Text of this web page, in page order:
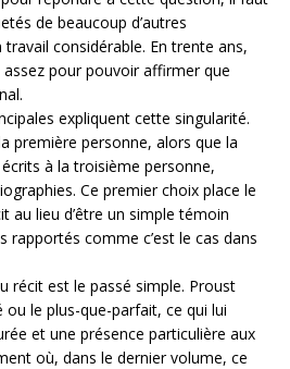
de beaucoup d’autres
considérable. En trente ans,
pour pouvoir affirmer que
expliquent cette singularité.
première personne, alors que la
à la troisième personne,
Ce premier choix place le
au lieu d’être un simple témoin
rapportés comme c’est le cas dans
récit est le passé simple. Proust
le plus-que-parfait, ce qui lui
et une présence particulière aux
où, dans le dernier volume, ce